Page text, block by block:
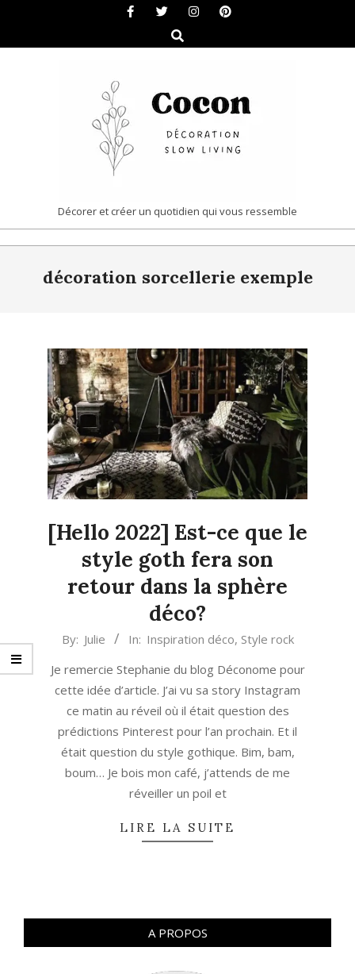
content
Search
COCON
|
DÉCORATION
LIVING
Décorer et créer un quotidien qui vous ressemble
Navigationdécoration sorcellerie exemple
[Hello 2022] Est-ce que le
style goth fera son
retour dans la sphère
déco?
2021-
08
By: Julie In: Inspiration déco, Style rock
Je remercie Stephanie du blog Déconome pour
cette idée d’article. J’ai vu sa story Instagram
ce matin au réveil où il était question des
prédictions Pinterest pour l’an prochain. Et il
était question du style gothique. Bim, bam,
boum… Je bois mon café, j’attends de me
réveiller un poil et
LIRE LA SUITE
A PROPOS